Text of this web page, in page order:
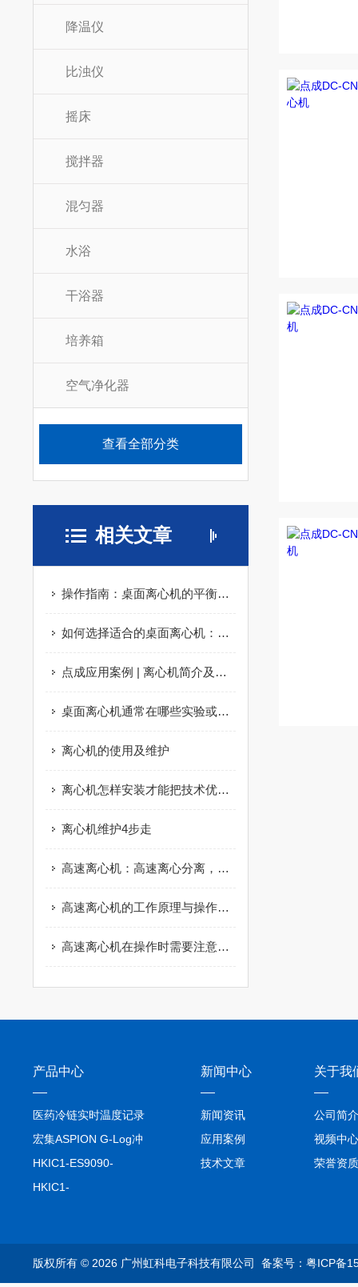
降温仪
比浊仪
摇床
搅拌器
混匀器
水浴
干浴器
培养箱
空气净化器
查看全部分类
相关文章
操作指南：桌面离心机的平衡配平、转子更换与日常维护要点
如何选择适合的桌面离心机：指南与建议
点成应用案例 | 离心机简介及其在新冠病毒分离中的应用
桌面离心机通常在哪些实验或行业中使用？
离心机的使用及维护
离心机怎样安装才能把技术优势发挥到更好
离心机维护4步走
高速离心机：高速离心分离，精准提纯生物样本
高速离心机的工作原理与操作技巧解析
高速离心机在操作时需要注意哪些安全事项？
产品中心
医药冷链实时温度记录
仪TIVE Solo 5G
宏集ASPION G-Log冲
击记录仪
HKIC1-ES9090-
setA100/1000base-T1
HKIC1-
析仪
新闻中心
新闻资讯
应用案例
技术文章
关于我
公司简介
视频中心
荣誉资质
版权所有 © 2026 广州虹科电子科技有限公司 备案号：粤ICP备